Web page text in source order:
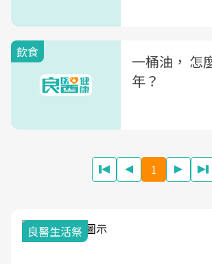
飲食
一桶油， 怎
年？
1
我與健康韌性的距離